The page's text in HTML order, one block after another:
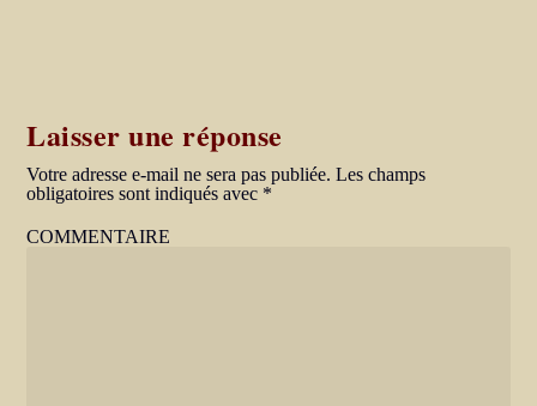
Laisser une réponse
Votre adresse e-mail ne sera pas publiée. Les champs
obligatoires sont indiqués avec *
COMMENTAIRE